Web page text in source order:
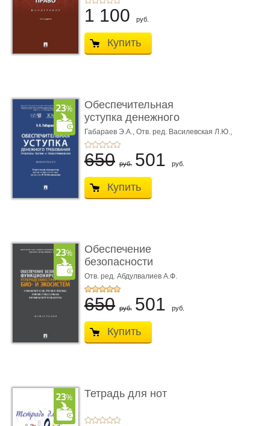
1 100 руб.
Купить
Обеспечительная
уступка денежного
требования ...
Габараев Э.А., Отв. ред. Василевская Л.Ю.,
вступ. сл. Каретина М.Г.
650 руб. 501 руб.
Купить
Обеспечение
безопасности
функционирования уг
...
Отв. ред. Абдулвалиев А.Ф.
650 руб. 501 руб.
Купить
Тетрадь для нот